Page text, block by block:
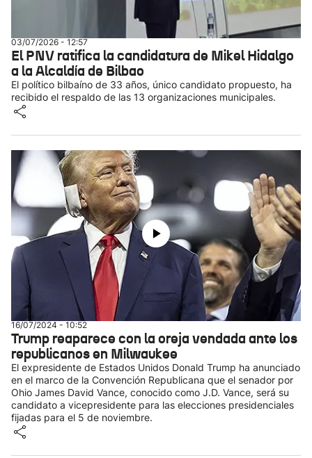
03/07/2026 - 12:57
El PNV ratifica la candidatura de Mikel Hidalgo
a la Alcaldía de Bilbao
El político bilbaíno de 33 años, único candidato propuesto, ha
recibido el respaldo de las 13 organizaciones municipales.
16/07/2024 - 10:52
Trump reaparece con la oreja vendada ante los
republicanos en Milwaukee
El expresidente de Estados Unidos Donald Trump ha anunciado
en el marco de la Convención Republicana que el senador por
Ohio James David Vance, conocido como J.D. Vance, será su
candidato a vicepresidente para las elecciones presidenciales
fijadas para el 5 de noviembre.